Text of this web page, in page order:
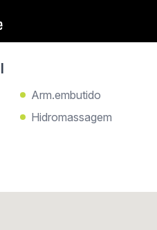
Arm.embutido
Hidromassagem